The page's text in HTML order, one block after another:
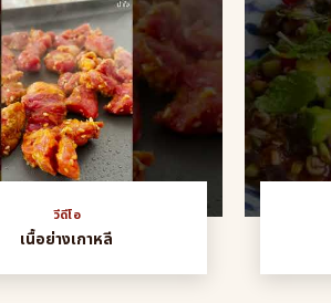
วีดีโอ
เนื้อย่างเกาหลี